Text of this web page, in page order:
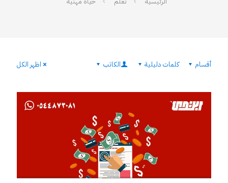
أقسام كلمات دليلية الكاتب اظهر الكل